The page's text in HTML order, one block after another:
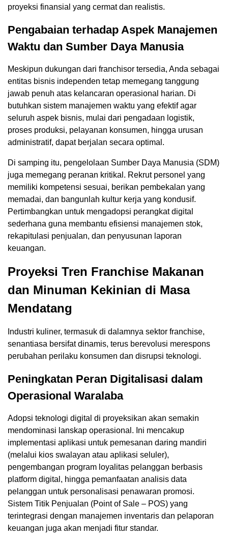
proyeksi finansial yang cermat dan realistis.
Pengabaian terhadap Aspek Manajemen
Waktu dan Sumber Daya Manusia
Meskipun dukungan dari franchisor tersedia, Anda sebagai
entitas bisnis independen tetap memegang tanggung
jawab penuh atas kelancaran operasional harian. Di
butuhkan sistem manajemen waktu yang efektif agar
seluruh aspek bisnis, mulai dari pengadaan logistik,
proses produksi, pelayanan konsumen, hingga urusan
administratif, dapat berjalan secara optimal.
Di samping itu, pengelolaan Sumber Daya Manusia (SDM)
juga memegang peranan kritikal. Rekrut personel yang
memiliki kompetensi sesuai, berikan pembekalan yang
memadai, dan bangunlah kultur kerja yang kondusif.
Pertimbangkan untuk mengadopsi perangkat digital
sederhana guna membantu efisiensi manajemen stok,
rekapitulasi penjualan, dan penyusunan laporan
keuangan.
Proyeksi Tren Franchise Makanan
dan Minuman Kekinian di Masa
Mendatang
Industri kuliner, termasuk di dalamnya sektor franchise,
senantiasa bersifat dinamis, terus berevolusi merespons
perubahan perilaku konsumen dan disrupsi teknologi.
Peningkatan Peran Digitalisasi dalam
Operasional Waralaba
Adopsi teknologi digital di proyeksikan akan semakin
mendominasi lanskap operasional. Ini mencakup
implementasi aplikasi untuk pemesanan daring mandiri
(melalui kios swalayan atau aplikasi seluler),
pengembangan program loyalitas pelanggan berbasis
platform digital, hingga pemanfaatan analisis data
pelanggan untuk personalisasi penawaran promosi.
Sistem Titik Penjualan (Point of Sale – POS) yang
terintegrasi dengan manajemen inventaris dan pelaporan
keuangan juga akan menjadi fitur standar.